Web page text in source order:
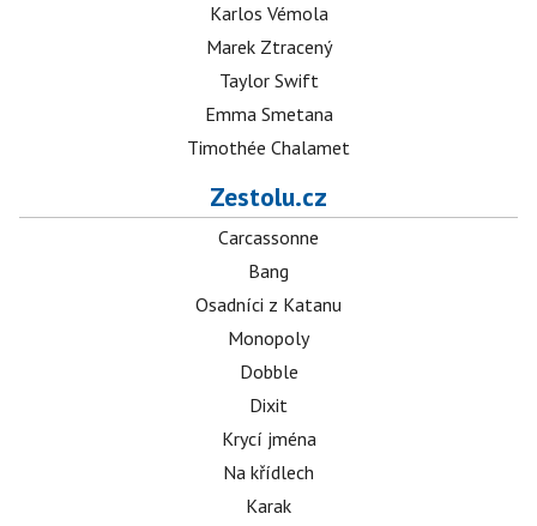
Karlos Vémola
Marek Ztracený
Taylor Swift
Emma Smetana
Timothée Chalamet
Zestolu.cz
Carcassonne
Bang
Osadníci z Katanu
Monopoly
Dobble
Dixit
Krycí jména
Na křídlech
Karak